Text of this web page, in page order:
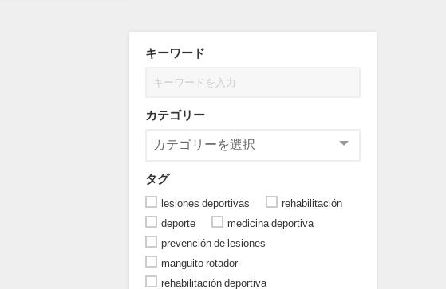
キーワード
カテゴリー
タグ
lesiones deportivas
rehabilitación
deporte
medicina deportiva
prevención de lesiones
manguito rotador
rehabilitación deportiva